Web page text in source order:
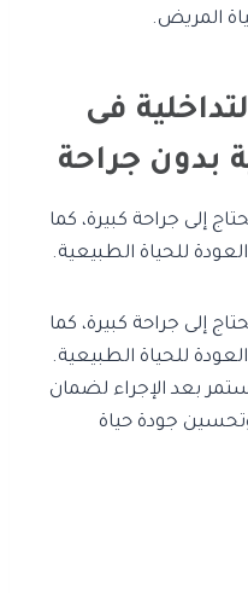
المريض.
فى
بدون جراحة
إلى جراحة كبيرة، كما
للحياة الطبيعية.
إلى جراحة كبيرة، كما
للحياة الطبيعية.
بعد الإجراء لضمان
جودة حياة